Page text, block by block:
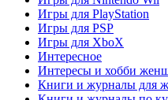
Игры для PlayStation
Игры для PSP
Игры для XboX
Интересное
Интересы и хобби
Книги и журналы для